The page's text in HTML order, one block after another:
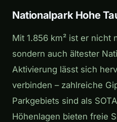
Nationalpark Hohe
Mit 1.856 km² ist er nicht
sondern auch ältester
Aktivierung lässt sich
verbinden – zahlreiche
Parkgebiets sind als
Höhenlagen bieten freie